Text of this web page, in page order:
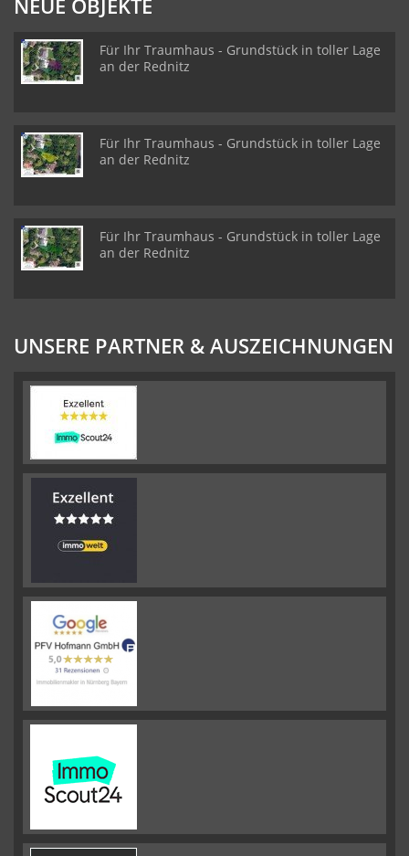
NEUE OBJEKTE
Für Ihr Traumhaus - Grundstück in toller Lage
an der Rednitz
Für Ihr Traumhaus - Grundstück in toller Lage
an der Rednitz
Für Ihr Traumhaus - Grundstück in toller Lage
an der Rednitz
UNSERE PARTNER & AUSZEICHNUNGEN